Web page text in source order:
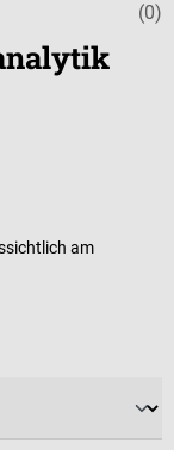
(0)
am